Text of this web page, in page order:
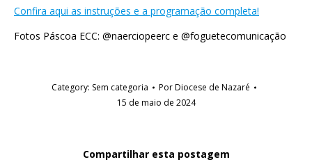
Confira aqui as instruções e a programação completa!
Fotos Páscoa ECC: @naerciopeerc e @foguetecomunicação
Category: Sem categoria PorDiocese de Nazaré
15 de maio de 2024
Compartilhar esta postagem